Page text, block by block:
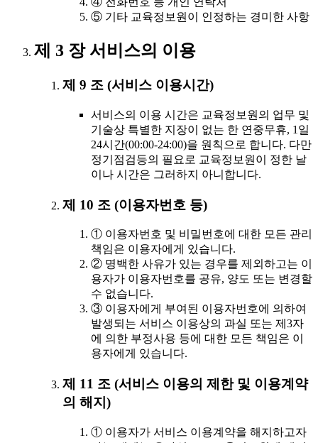
⑤ 기타 교육정보원이 인정하는 경미한 사항
제 3 장 서비스의 이용
제 9 조 (서비스 이용시간)
서비스의 이용 시간은 교육정보원의 업무 및
기술상 특별한 지장이 없는 한 연중무휴, 1일
24시간(00:00-24:00)을 원칙으로 합니다. 다만
정기점검등의 필요로 교육정보원이 정한 날
이나 시간은 그러하지 아니합니다.
제 10 조 (이용자번호 등)
① 이용자번호 및 비밀번호에 대한 모든 관리
책임은 이용자에게 있습니다.
② 명백한 사유가 있는 경우를 제외하고는 이
용자가 이용자번호를 공유, 양도 또는 변경할
수 없습니다.
③ 이용자에게 부여된 이용자번호에 의하여
발생되는 서비스 이용상의 과실 또는 제3자
에 의한 부정사용 등에 대한 모든 책임은 이
용자에게 있습니다.
제 11 조 (서비스 이용의 제한 및 이용계약
의 해지)
① 이용자가 서비스 이용계약을 해지하고자